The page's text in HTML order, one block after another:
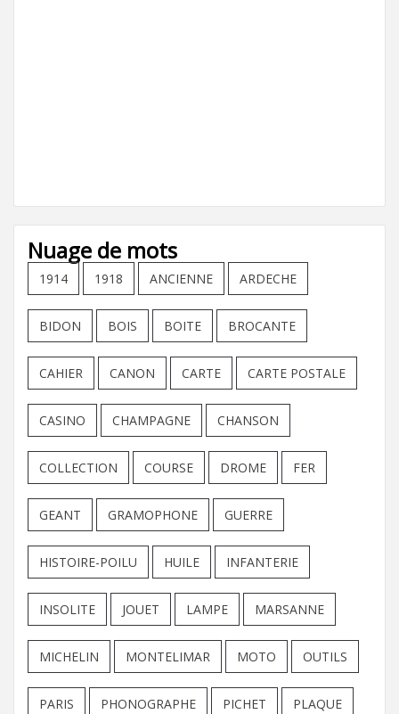
Nuage de mots
1914 1918 ANCIENNE ARDECHE
BIDON BOIS BOITE BROCANTE
CAHIER CANON CARTE CARTE POSTALE
CASINO CHAMPAGNE CHANSON
COLLECTION COURSE DROME FER
GEANT GRAMOPHONE GUERRE
HISTOIRE-POILU HUILE INFANTERIE
INSOLITE JOUET LAMPE MARSANNE
MICHELIN MONTELIMAR MOTO OUTILS
PARIS PHONOGRAPHE PICHET PLAQUE